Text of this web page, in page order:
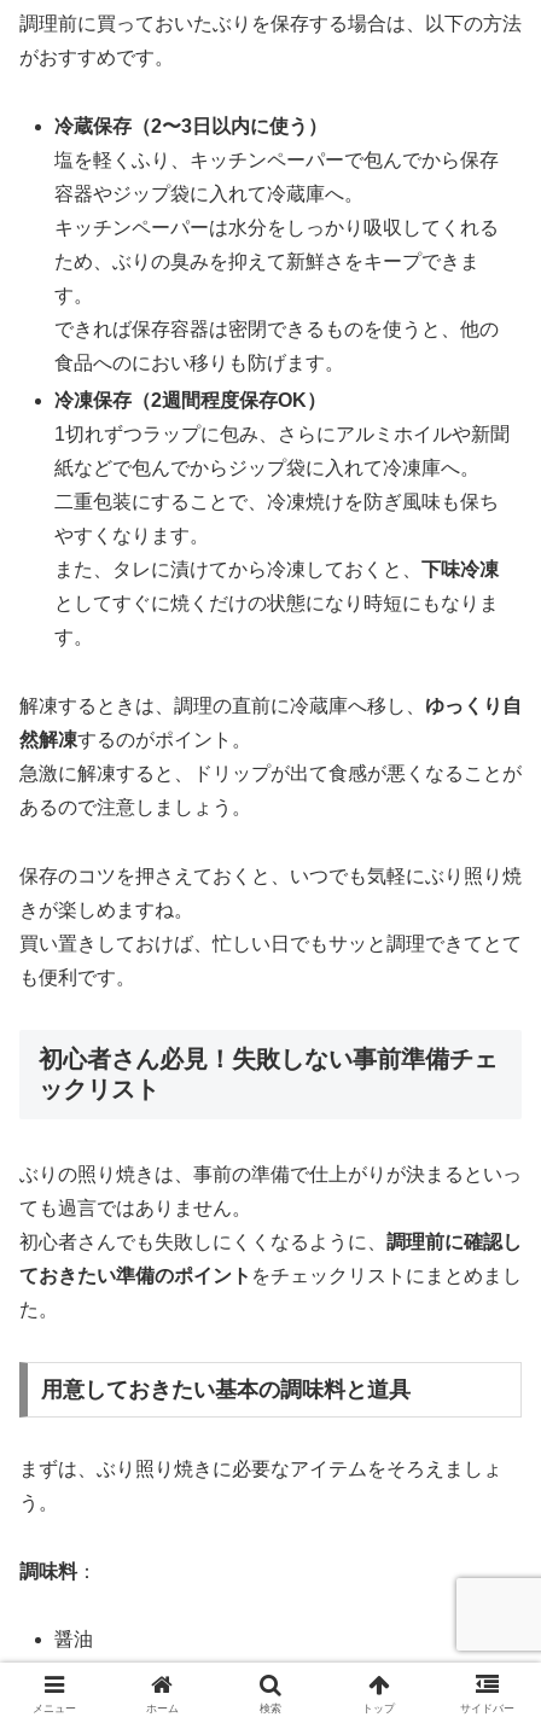
調理前に買っておいたぶりを保存する場合は、以下の方法
がおすすめです。
冷蔵保存（2〜3日以内に使う）
塩を軽くふり、キッチンペーパーで包んでから保存
容器やジップ袋に入れて冷蔵庫へ。
キッチンペーパーは水分をしっかり吸収してくれる
ため、ぶりの臭みを抑えて新鮮さをキープできま
す。
できれば保存容器は密閉できるものを使うと、他の
食品へのにおい移りも防げます。
冷凍保存（2週間程度保存OK）
1切れずつラップに包み、さらにアルミホイルや新聞
紙などで包んでからジップ袋に入れて冷凍庫へ。
二重包装にすることで、冷凍焼けを防ぎ風味も保ち
やすくなります。
また、タレに漬けてから冷凍しておくと、下味冷凍
としてすぐに焼くだけの状態になり時短にもなりま
す。
解凍するときは、調理の直前に冷蔵庫へ移し、 ゆっくり自
然解凍するのがポイント。
急激に解凍すると、ドリップが出て食感が悪くなることが
あるので注意しましょう。
保存のコツを押さえておくと、いつでも気軽にぶり照り焼
きが楽しめますね。
買い置きしておけば、忙しい日でもサッと調理できてとて
も便利です。
初心者さん必見！失敗しない事前準備チェ
ックリスト
ぶりの照り焼きは、事前の準備で仕上がりが決まるといっ
ても過言ではありません。
初心者さんでも失敗しにくくなるように、 調理前に確認し
ておきたい準備のポイント をチェックリストにまとめまし
た。
用意しておきたい基本の調味料と道具
まずは、ぶり照り焼きに必要なアイテムをそろえましょ
う。
調味料：
醤油
みりん
酒
メニュー ホーム 検索 トップ サイドバー